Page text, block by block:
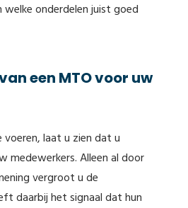
onderdelen juist goed
een MTO voor uw
laat u zien dat u
medewerkers. Alleen al door
vergroot u de
daarbij het signaal dat hun